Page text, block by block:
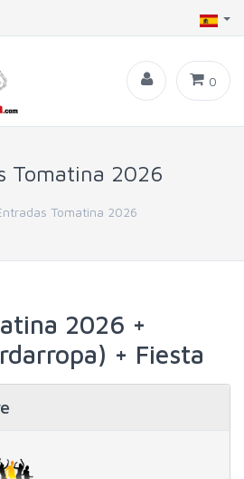
0
Tomatina 2026
Tomatina 2026
2026 +
+ Fiesta